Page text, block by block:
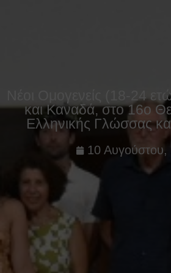
Νέοι Ομογενείς (18-24
και Καναδά, στο 16ο
Ελληνικής Γλώσσας
10 Αυγούστου,